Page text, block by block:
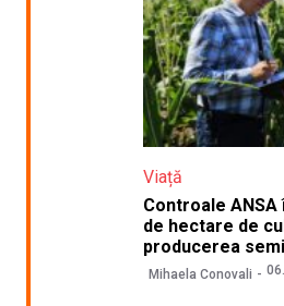
Viață
Controale ANSA
de hectare de
producerea
Mihaela Conovali